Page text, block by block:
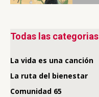
Todas las categorias
La vida es una canción
La ruta del bienestar
Comunidad 65